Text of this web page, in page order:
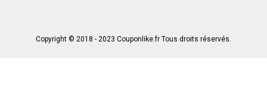
Copyright © 2018 - 2023 Couponlike.fr Tous droits réservés.